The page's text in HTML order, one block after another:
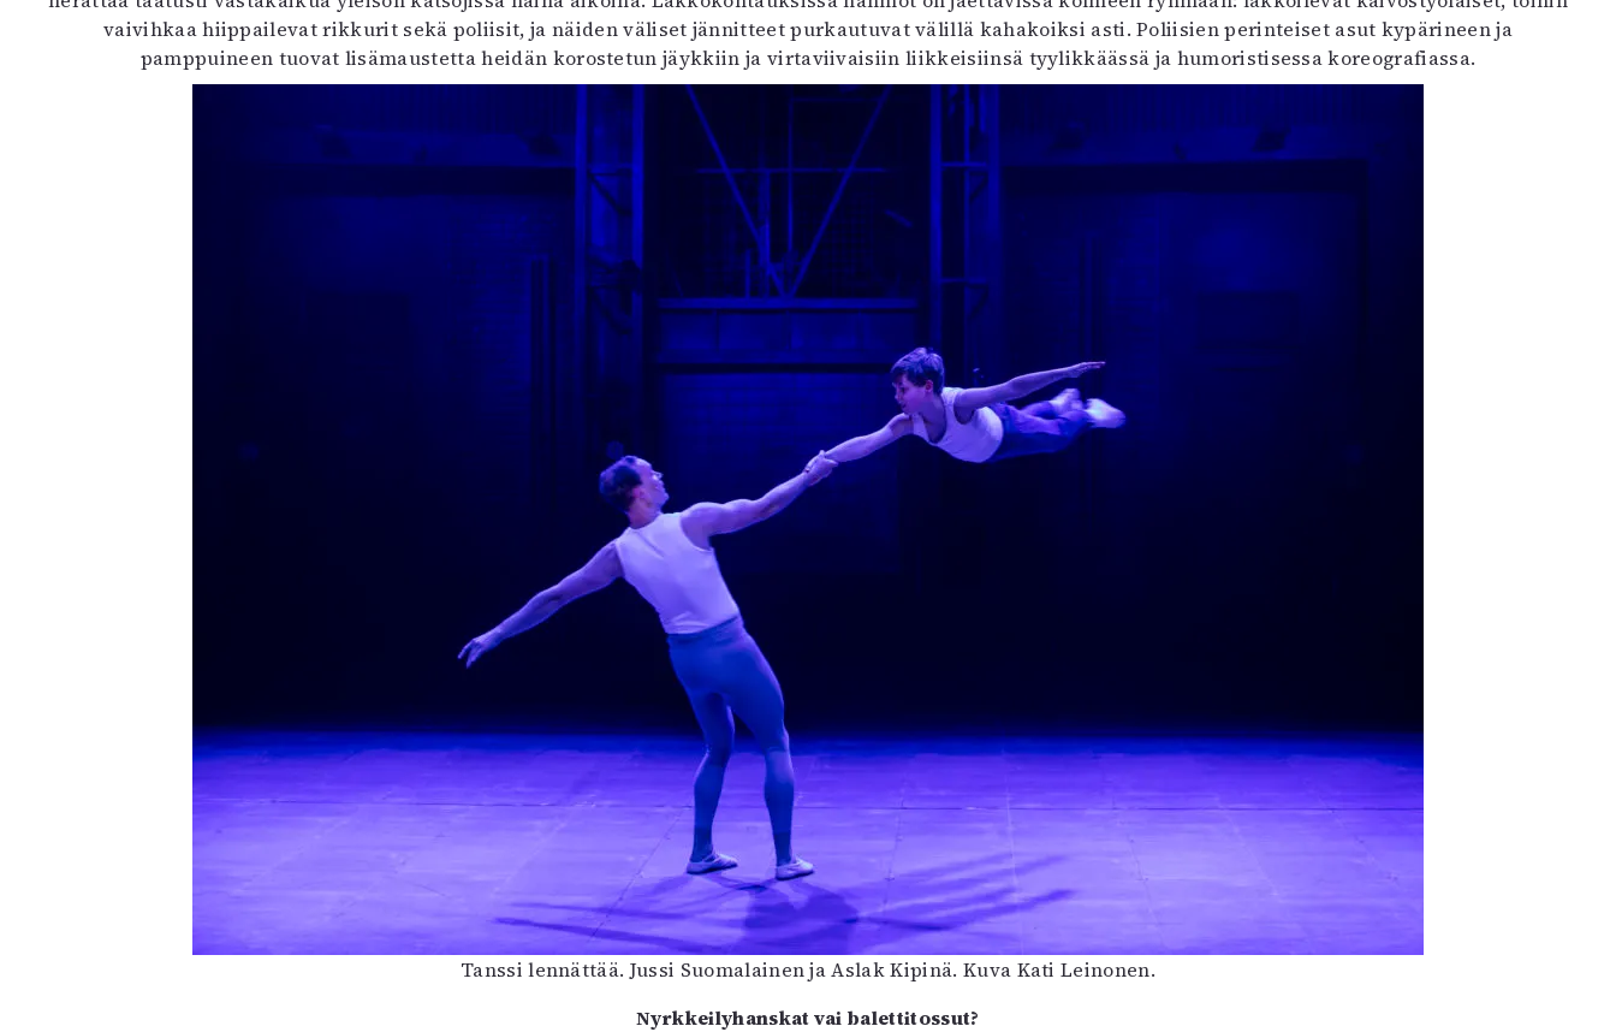
vaivihkaa hiippailevat rikkurit sekä poliisit, ja näiden väliset jännitteet purkautuvat välillä kahakoiksi asti. Poliisien perinteiset asut kypärineen ja
pamppuineen tuovat lisämaustetta heidän korostetun jäykkiin ja virtaviivaisiin liikkeisiinsä tyylikkäässä ja humoristisessa koreografiassa.
Tanssi lennättää. Jussi Suomalainen ja Aslak Kipinä. Kuva Kati Leinonen.
Nyrkkeilyhanskat vai balettitossut?